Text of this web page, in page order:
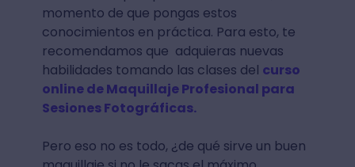
momento de que pongas estos
conocimientos en práctica. Para esto, te
recomendamos que adquieras nuevas
habilidades tomando las clases del curso
online de Maquillaje Profesional para
Sesiones Fotográficas.
Pero eso no es todo, ¿de qué sirve un buen